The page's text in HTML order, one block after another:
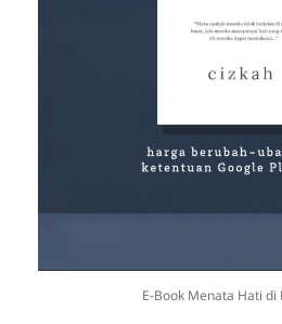
E-Book Menata Hati di